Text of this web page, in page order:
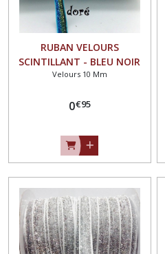
RUBAN VELOURS
SCINTILLANT - BLEU NOIR
DORÉ ** 10 mm ** GALON
au mètre
Velours 10 Mm
0€95